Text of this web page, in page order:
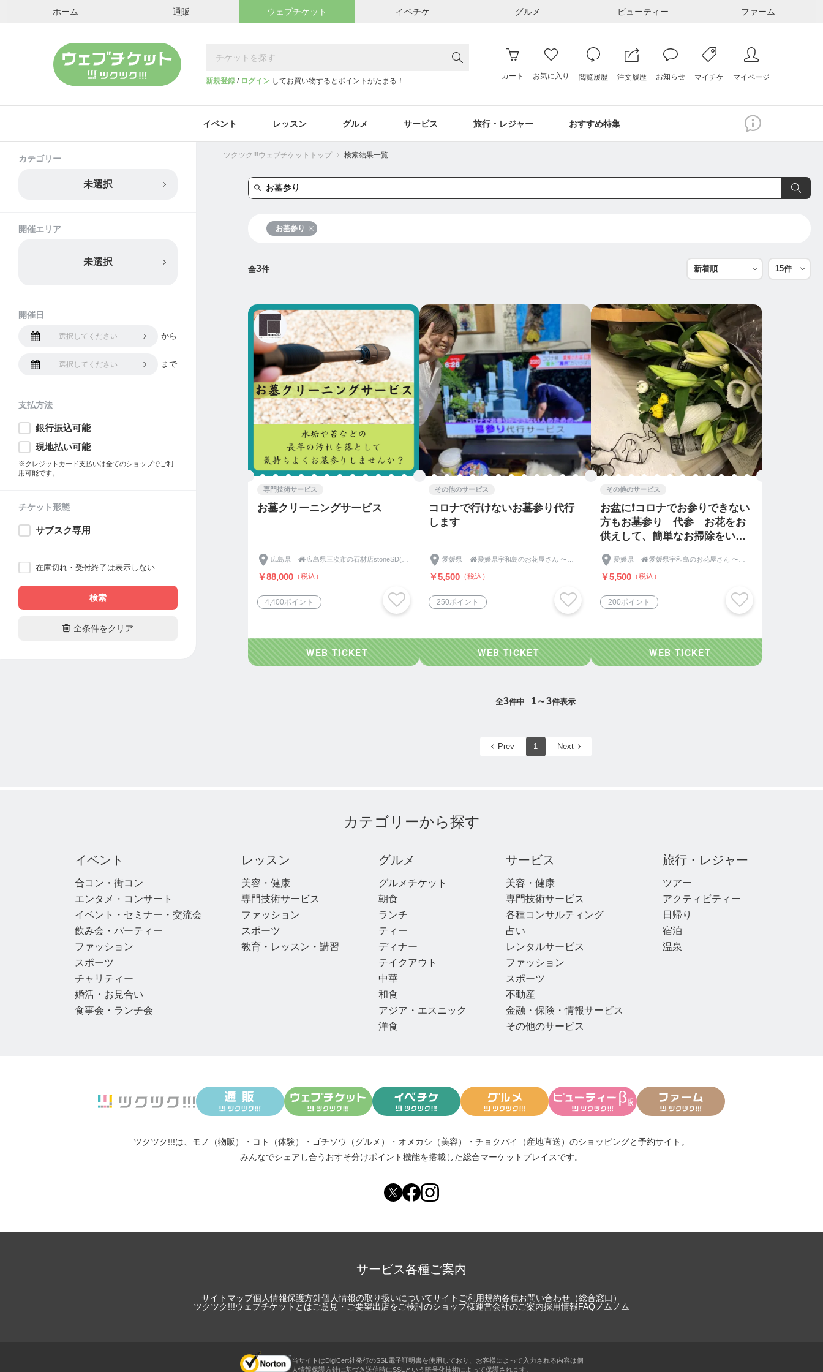
ホーム 通販 ウェブチケット イベチケ グルメ ビューティー ファーム
新規登録 / ログイン してお買い物するとポイントがたまる！
カート お気に入り 閲覧履歴 注文履歴 お知らせ マイチケ マイページ
イベント レッスン グルメ サービス 旅行・レジャー おすすめ特集
ツクツク!!!ウェブチケットトップ 検索結果一覧
お墓参り
全3件
専門技術サービス
お墓クリーニングサービス
広島県 
￥88,000 （税込）
4,400ポイント
その他のサービス
コロナで行けないお墓参り代行
します
愛媛県 
￥5,500 （税込）
250ポイント
その他のサービス
お盆に❗️コロナでお参りできない
方もお墓参り 代参 お花をお
供えして、簡単なお掃除をいた
愛媛県 
￥5,500 （税込）
200ポイント
全3件中 1～3件表示
Prev 1 Next
カテゴリー
未選択
開催エリア
未選択
開催日
選択してください から
選択してください まで
支払方法
銀行振込可能
現地払い可能
※クレジットカード支払いは全てのショップでご利
用可能です。
チケット形態
サブスク専用
在庫切れ・受付終了は表示しない
検索
 全条件をクリア
カテゴリーから探す
イベント
合コン・街コン
エンタメ・コンサート
イベント・セミナー・交流会
飲み会・パーティー
ファッション
スポーツ
チャリティー
婚活・お見合い
食事会・ランチ会
レッスン
美容・健康
専門技術サービス
ファッション
スポーツ
教育・レッスン・講習
グルメ
グルメチケット
朝食
ランチ
ティー
ディナー
テイクアウト
中華
和食
アジア・エスニック
洋食
サービス
美容・健康
専門技術サービス
各種コンサルティング
占い
レンタルサービス
ファッション
スポーツ
不動産
金融・保険・情報サービス
その他のサービス
旅行・レジャー
ツアー
アクティビティー
日帰り
宿泊
温泉
ツクツク!!!は、 モノ（物販） ・ コト（体験） ・ ゴチソウ（グルメ） ・ オメカシ（美容） ・ チョクバイ（産地直送） のショッピングと予約サイト。
みんなでシェアし合う おすそ分けポイント機能を搭載した総合マーケットプレイスです。
サービス各種ご案内
サイトマップ個人情報保護方針個人情報の取り扱いについてサイトご利用規約各種お問い合わせ（総合窓口）
ツクツク!!!ウェブチケットとはご意見・ご要望出店をご検討のショップ様運営会社のご案内採用情報FAQ ノムノム
当サイトはDigiCert社発行のSSL電子証明書を使用しており、お客様によって入力される内容は個
人情報保護方針に基づき送信時にSSLという暗号化技術によって保護されます。